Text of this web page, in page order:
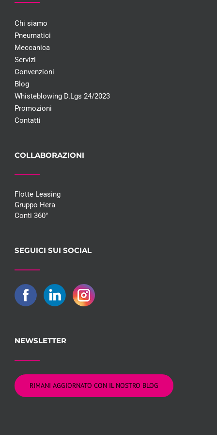
Chi siamo
Pneumatici
Meccanica
Servizi
Convenzioni
Blog
Whisteblowing D.Lgs 24/2023
Promozioni
Contatti
COLLABORAZIONI
Flotte Leasing
Gruppo Hera
Conti 360°
SEGUICI SUI SOCIAL
NEWSLETTER
RIMANI AGGIORNATO CON IL NOSTRO BLOG